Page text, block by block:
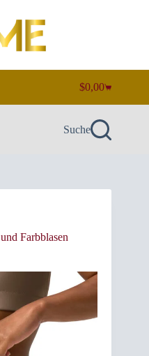
Warenkorb
$0,00
Suche
Farbblasen